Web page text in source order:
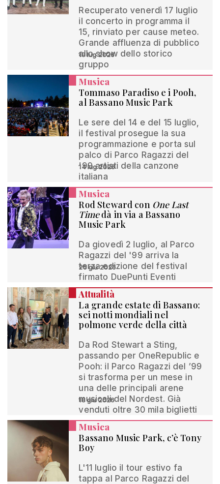
Recuperato venerdì 17 luglio
il concerto in programma il
15, rinviato per cause meteo.
Grande affluenza di pubblico
allo show dello storico
gruppo
19 lug 2026
Musica
Tommaso Paradiso e i Pooh,
al Bassano Music Park
Le sere del 14 e del 15 luglio,
il festival prosegue la sua
programmazione e porta sul
palco di Parco Ragazzi del
'99 artisti della canzone
italiana
14 lug 2026
Musica
Rod Steward con One Last
Timedà in via a Bassano
Music Park
Da giovedì 2 luglio, al Parco
Ragazzi del '99 arriva la
terza edizione del festival
firmato DuePunti Eventi
25 giu 2026
Attualità
La grande estate di Bassano:
sei notti mondiali nel
polmone verde della città
Da Rod Stewart a Sting,
passando per OneRepublic e
Pooh: il Parco Ragazzi del ’99
si trasforma per un mese in
una delle principali arene
musicali del Nordest. Già
venduti oltre 30 mila biglietti
18 giu 2026
Musica
Bassano Music Park, c’è Tony
Boy
L'11 luglio il tour estivo fa
tappa al Parco Ragazzi del